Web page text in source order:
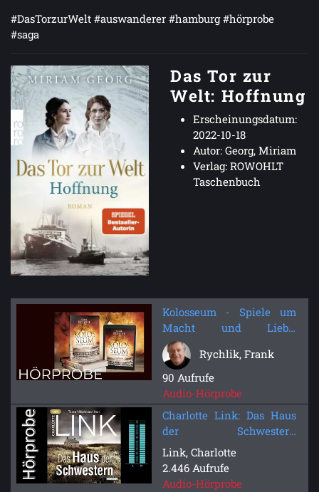
#DasTorzurWelt #auswanderer #hamburg #hörprobe
#saga
Das Tor zur
Welt: Hoffnung
Erscheinungsdatum:
2022-10-18
Autor: Georg, Miriam
Verlag: ROWOHLT
Taschenbuch
Kolosseum - Spiele um
Macht und Liebe:
Historischer Roman -
HörprobeRychlik, Frank
90 Aufrufe
Audio-Hörprobe
Charlotte Link: Das Haus
der Schwestern
(Hörbuchvorstellung)
Link, Charlotte
2.446 Aufrufe
Audio-Hörprobe